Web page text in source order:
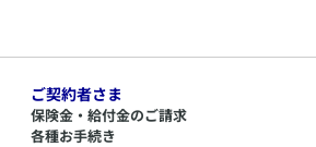
ご契約者さま
保険金・給付金のご請求
各種お手続き